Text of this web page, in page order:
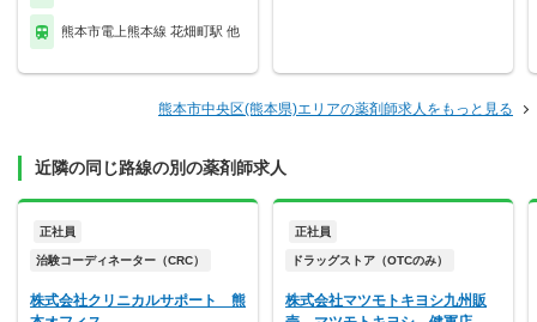
熊本市電上熊本線 花畑町駅 他
熊本市中央区(熊本県)エリアの薬剤師求人をもっと見る
近隣の同じ路線の別の薬剤師求人
正社員
治験コーディネーター（CRC）
株式会社クリニカルサポート 熊
正社員
ドラッグストア（OTCのみ）
株式会社マツモトキヨシ九州販